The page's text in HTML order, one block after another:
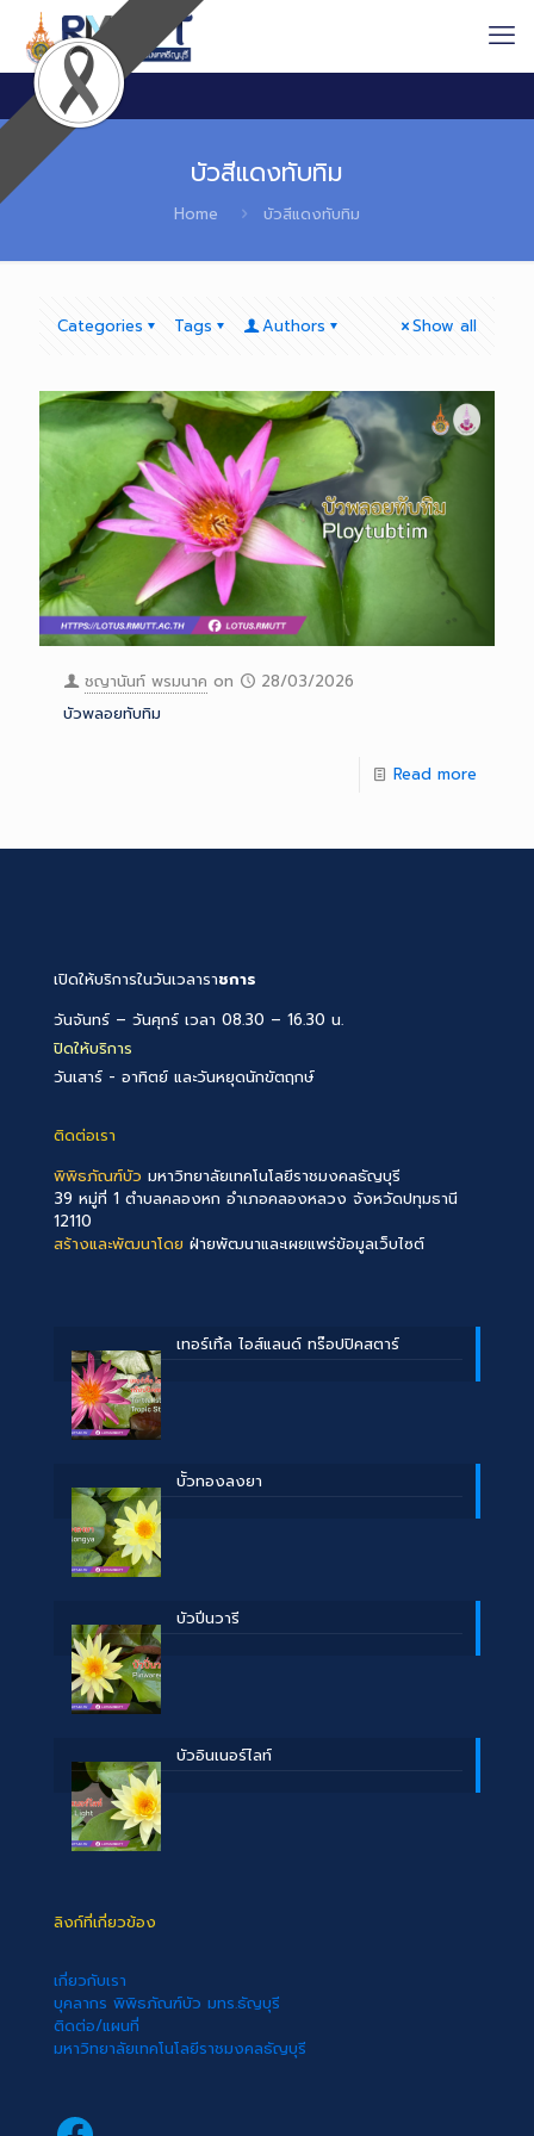
บัวสีแดงทับทิม
Home บัวสีแดงทับทิม
Categories Tags Authors Show all
ชญานันท์ พรมนาค on
28/03/2026
บัวพลอยทับทิม
Read more
เปิดให้บริการในวันเวลาราชการ
วันจันทร์ – วันศุกร์ เวลา 08.30 – 16.30 น.
ปิดให้บริการ
วันเสาร์ - อาทิตย์ และวันหยุดนักขัตฤกษ์
ติดต่อเรา
พิพิธภัณฑ์บัว มหาวิทยาลัยเทคโนโลยีราชมงคลธัญบุรี
39 หมู่ที่ 1 ตำบลคลองหก อำเภอคลองหลวง จังหวัดปทุมธานี
12110
สร้างและพัฒนาโดย ฝ่ายพัฒนาและเผยแพร่ข้อมูลเว็บไซต์
เทอร์เทิ้ล ไอส์แลนด์ ทร๊อปปิคสตาร์
บััวทองลงยา
บัวปิ่นวารี
บัวอินเนอร์ไลท์
ลิงก์ที่เกี่ยวข้อง
เกี่ยวกับเรา
บุคลากร พิพิธภัณฑ์บัว มทร.ธัญบุรี
ติดต่อ/แผนที่
มหาวิทยาลัยเทคโนโลยีราชมงคลธัญบุรี